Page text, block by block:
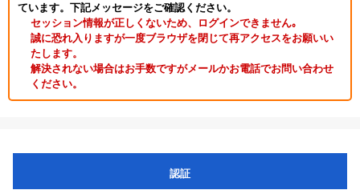
ています。下記メッセージをご確認ください。
セッション情報が正しくないため、ログインできません｡
誠に恐れ入りますが一度ブラウザを閉じて再アクセスをお願いい
たします。
解決されない場合はお手数ですがメールかお電話でお問い合わせ
ください。
認証